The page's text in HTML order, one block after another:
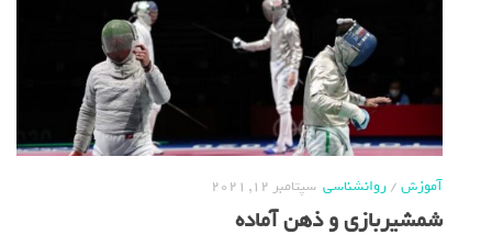
آموزش/روانشناسی سپتامبر 12, 2021
شمشیربازی و ذهن آماده